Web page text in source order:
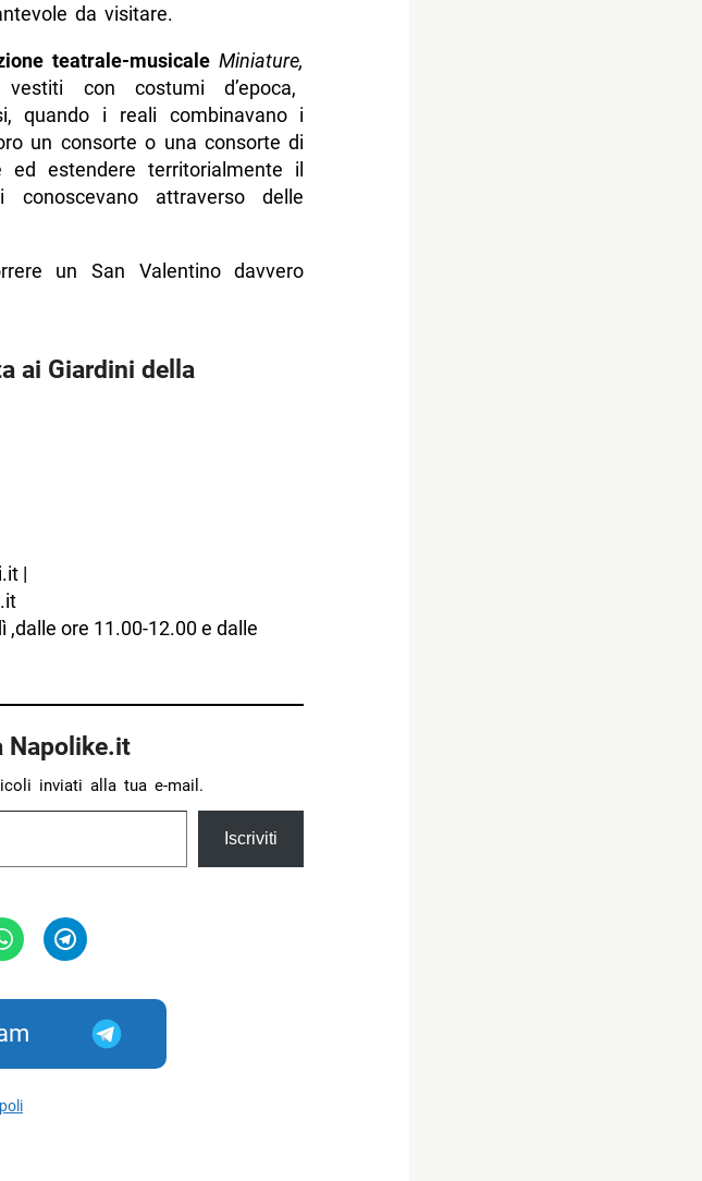
da visitare.
teatrale-musicale Miniature,
con costumi d’epoca,
quando i reali combinavano i
un consorte o una consorte di
estendere territorialmente il
attraverso delle
un San Valentino davvero
ai Giardini della
|
,dalle ore 11.00-12.00 e dalle
Napolike.it
inviati alla tua e-mail.
Iscriviti